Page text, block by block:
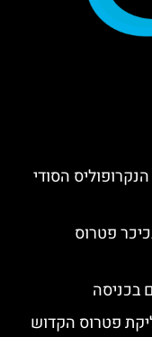
הסודי
פטרוס
בכניסה
פטרוס הקדוש